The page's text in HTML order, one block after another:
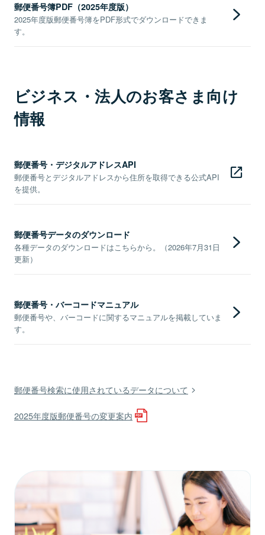
郵便番号簿PDF（2025年度版）
2025年度版郵便番号簿をPDF形式でダウンロードできま
す。
ビジネス・法人のお客さま向け
情報
郵便番号・デジタルアドレスAPI
郵便番号とデジタルアドレスから住所を取得できる公式API
を提供。
郵便番号データのダウンロード
各種データのダウンロードはこちらから。（2026年7月31日
更新）
郵便番号・バーコードマニュアル
郵便番号や、バーコードに関するマニュアルを掲載していま
す。
郵便番号検索に使用されているデータについて
2025年度版郵便番号の変更案内